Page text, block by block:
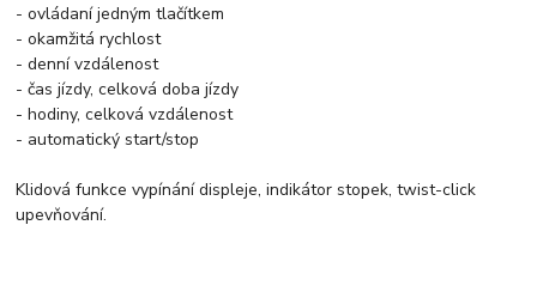
- ovládaní jedným tlačítkem
- okamžitá rychlost
- denní vzdálenost
- čas jízdy, celková doba jízdy
- hodiny, celková vzdálenost
- automatický start/stop
Klidová funkce vypínání displeje, indikátor stopek, twist-click
upevňování.